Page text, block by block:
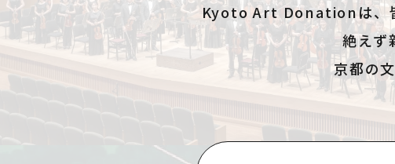
Kyoto Art Donationは、皆
絶えず
京都の